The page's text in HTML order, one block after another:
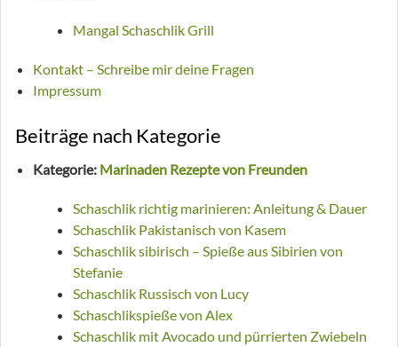
Mangal Schaschlik Grill
Kontakt – Schreibe mir deine Fragen
Impressum
Beiträge nach Kategorie
Kategorie: Marinaden Rezepte von Freunden
Schaschlik richtig marinieren: Anleitung & Dauer
Schaschlik Pakistanisch von Kasem
Schaschlik sibirisch – Spieße aus Sibirien von
Stefanie
Schaschlik Russisch von Lucy
Schaschlikspieße von Alex
Schaschlik mit Avocado und pürrierten Zwiebeln